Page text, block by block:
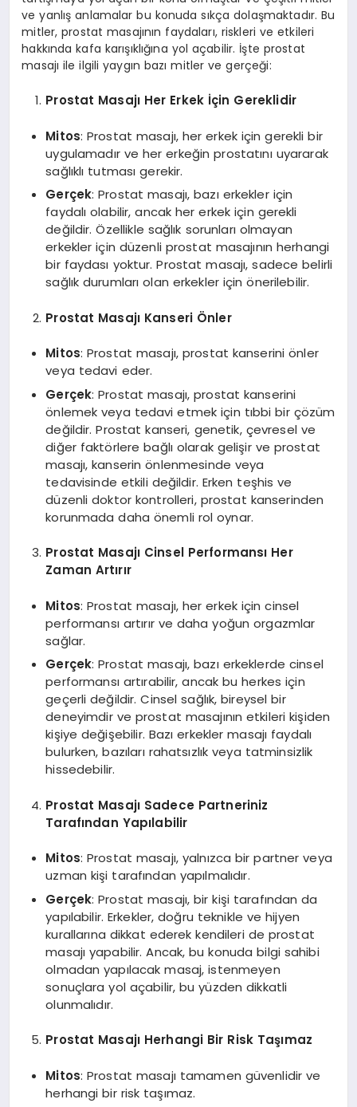
ve yanlış anlamalar bu konuda sıkça dolaşmaktadır. Bu
mitler, prostat masajının faydaları, riskleri ve etkileri
hakkında kafa karışıklığına yol açabilir. İşte prostat
masajı ile ilgili yaygın bazı mitler ve gerçeği:
Prostat Masajı Her Erkek İçin Gereklidir
Mitos: Prostat masajı, her erkek için gerekli bir
uygulamadır ve her erkeğin prostatını uyararak
sağlıklı tutması gerekir.
Gerçek: Prostat masajı, bazı erkekler için
faydalı olabilir, ancak her erkek için gerekli
değildir. Özellikle sağlık sorunları olmayan
erkekler için düzenli prostat masajının herhangi
bir faydası yoktur. Prostat masajı, sadece belirli
sağlık durumları olan erkekler için önerilebilir.
Prostat Masajı Kanseri Önler
Mitos: Prostat masajı, prostat kanserini önler
veya tedavi eder.
Gerçek: Prostat masajı, prostat kanserini
önlemek veya tedavi etmek için tıbbi bir çözüm
değildir. Prostat kanseri, genetik, çevresel ve
diğer faktörlere bağlı olarak gelişir ve prostat
masajı, kanserin önlenmesinde veya
tedavisinde etkili değildir. Erken teşhis ve
düzenli doktor kontrolleri, prostat kanserinden
korunmada daha önemli rol oynar.
Prostat Masajı Cinsel Performansı Her
Zaman Artırır
Mitos: Prostat masajı, her erkek için cinsel
performansı artırır ve daha yoğun orgazmlar
sağlar.
Gerçek: Prostat masajı, bazı erkeklerde cinsel
performansı artırabilir, ancak bu herkes için
geçerli değildir. Cinsel sağlık, bireysel bir
deneyimdir ve prostat masajının etkileri kişiden
kişiye değişebilir. Bazı erkekler masajı faydalı
bulurken, bazıları rahatsızlık veya tatminsizlik
hissedebilir.
Prostat Masajı Sadece Partneriniz
Tarafından Yapılabilir
Mitos: Prostat masajı, yalnızca bir partner veya
uzman kişi tarafından yapılmalıdır.
Gerçek: Prostat masajı, bir kişi tarafından da
yapılabilir. Erkekler, doğru teknikle ve hijyen
kurallarına dikkat ederek kendileri de prostat
masajı yapabilir. Ancak, bu konuda bilgi sahibi
olmadan yapılacak masaj, istenmeyen
sonuçlara yol açabilir, bu yüzden dikkatli
olunmalıdır.
Prostat Masajı Herhangi Bir Risk Taşımaz
Mitos: Prostat masajı tamamen güvenlidir ve
herhangi bir risk taşımaz.